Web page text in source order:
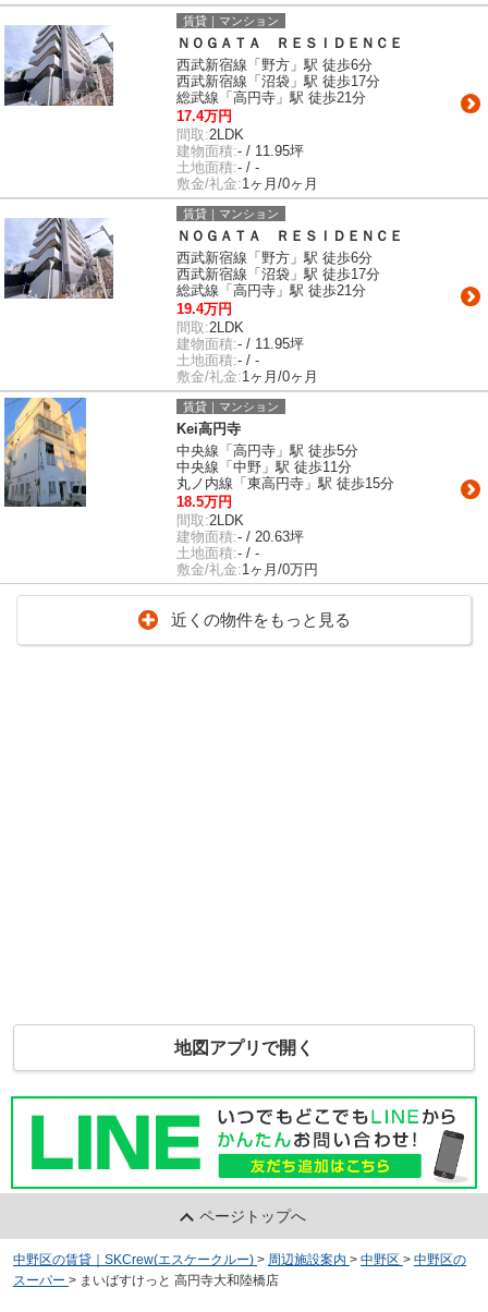
賃貸｜マンション
ＮＯＧＡＴＡ ＲＥＳＩＤＥＮＣＥ
西武新宿線「野方」駅 徒歩6分
西武新宿線「沼袋」駅 徒歩17分
総武線「高円寺」駅 徒歩21分
17.4万円
間取:2LDK
建物面積:- / 11.95坪
土地面積:- / -
敷金/礼金:1ヶ月/0ヶ月
賃貸｜マンション
ＮＯＧＡＴＡ ＲＥＳＩＤＥＮＣＥ
西武新宿線「野方」駅 徒歩6分
西武新宿線「沼袋」駅 徒歩17分
総武線「高円寺」駅 徒歩21分
19.4万円
間取:2LDK
建物面積:- / 11.95坪
土地面積:- / -
敷金/礼金:1ヶ月/0ヶ月
賃貸｜マンション
Kei高円寺
中央線「高円寺」駅 徒歩5分
中央線「中野」駅 徒歩11分
丸ノ内線「東高円寺」駅 徒歩15分
18.5万円
間取:2LDK
建物面積:- / 20.63坪
土地面積:- / -
敷金/礼金:1ヶ月/0万円
近くの物件をもっと見る
地図アプリで開く
ページトップへ
中野区の賃貸｜SKCrew(エスケークルー) > 周辺施設案内 > 中野区 > 中野区の
スーパー > まいばすけっと 高円寺大和陸橋店